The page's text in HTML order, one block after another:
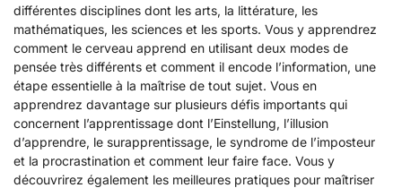
différentes disciplines dont les arts, la littérature, les
mathématiques, les sciences et les sports. Vous y apprendrez
comment le cerveau apprend en utilisant deux modes de
pensée très différents et comment il encode l’information, une
étape essentielle à la maîtrise de tout sujet. Vous en
apprendrez davantage sur plusieurs défis importants qui
concernent l’apprentissage dont l’Einstellung, l’illusion
d’apprendre, le surapprentissage, le syndrome de l’imposteur
et la procrastination et comment leur faire face. Vous y
découvrirez également les meilleures pratiques pour maîtriser